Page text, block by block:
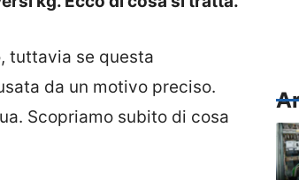
tuttavia se questa
da un motivo preciso.
Scopriamo subito di cosa